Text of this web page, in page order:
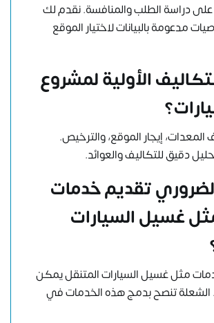
دراسة الطلب والمنافسة. نقدم لك
مدعومة بالبيانات لاختيار الموقع
الأولية لمشروع
إيجار الموقع، والترخيص.
دقيق للتكاليف والعوائد.
تقديم خدمات
غسيل السيارات
مثل غسيل السيارات المتنقل يمكن
الشعلة تنصح بدمج هذه الخدمات في